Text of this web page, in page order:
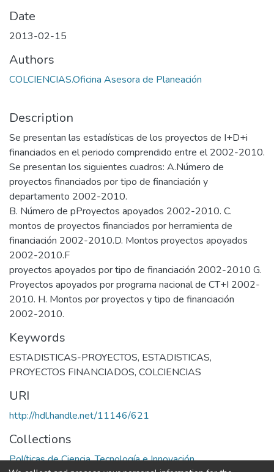
Date
2013-02-15
Authors
COLCIENCIAS.Oficina Asesora de Planeación
Description
Se presentan las estadísticas de los proyectos de I+D+i
financiados en el periodo comprendido entre el 2002-2010.
Se presentan los siguientes cuadros: A.Número de
proyectos financiados por tipo de financiación y
departamento 2002-2010.
B. Número de pProyectos apoyados 2002-2010. C.
montos de proyectos financiados por herramienta de
financiación 2002-2010.D. Montos proyectos apoyados
2002-2010.F
proyectos apoyados por tipo de financiación 2002-2010 G.
Proyectos apoyados por programa nacional de CT+I 2002-
2010. H. Montos por proyectos y tipo de financiación
2002-2010.
Keywords
ESTADISTICAS-PROYECTOS, ESTADISTICAS,
PROYECTOS FINANCIADOS, COLCIENCIAS
URI
http://hdl.handle.net/11146/621
Collections
Políticas de Ciencia, Tecnología e Innovación